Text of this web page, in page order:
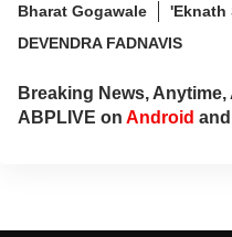
Bharat Gogawale
'Eknath
DEVENDRA FADNAVIS
Breaking News,
ABPLIVE on Android and